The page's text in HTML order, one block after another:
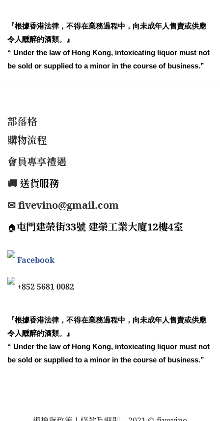
『根據香港法律，不得在業務過程中，向未成年人售賣或供應
令人醺醉的酒類。』
“ Under the law of Hong Kong, intoxicating liquor must not
be sold or supplied to a minor in the course of business.”
部落格
購物流程
會員專享禮遇
🚚 送貨服務
✉ fivevino@gmail.com
🏠屯門建榮街33號 建榮工業大廈12樓4室
Facebook
+852 5681 0082
『根據香港法律，不得在業務過程中，向未成年人售賣或供應
令人醺醉的酒類。』
“ Under the law of Hong Kong, intoxicating liquor must not
be sold or supplied to a minor in the course of business.”